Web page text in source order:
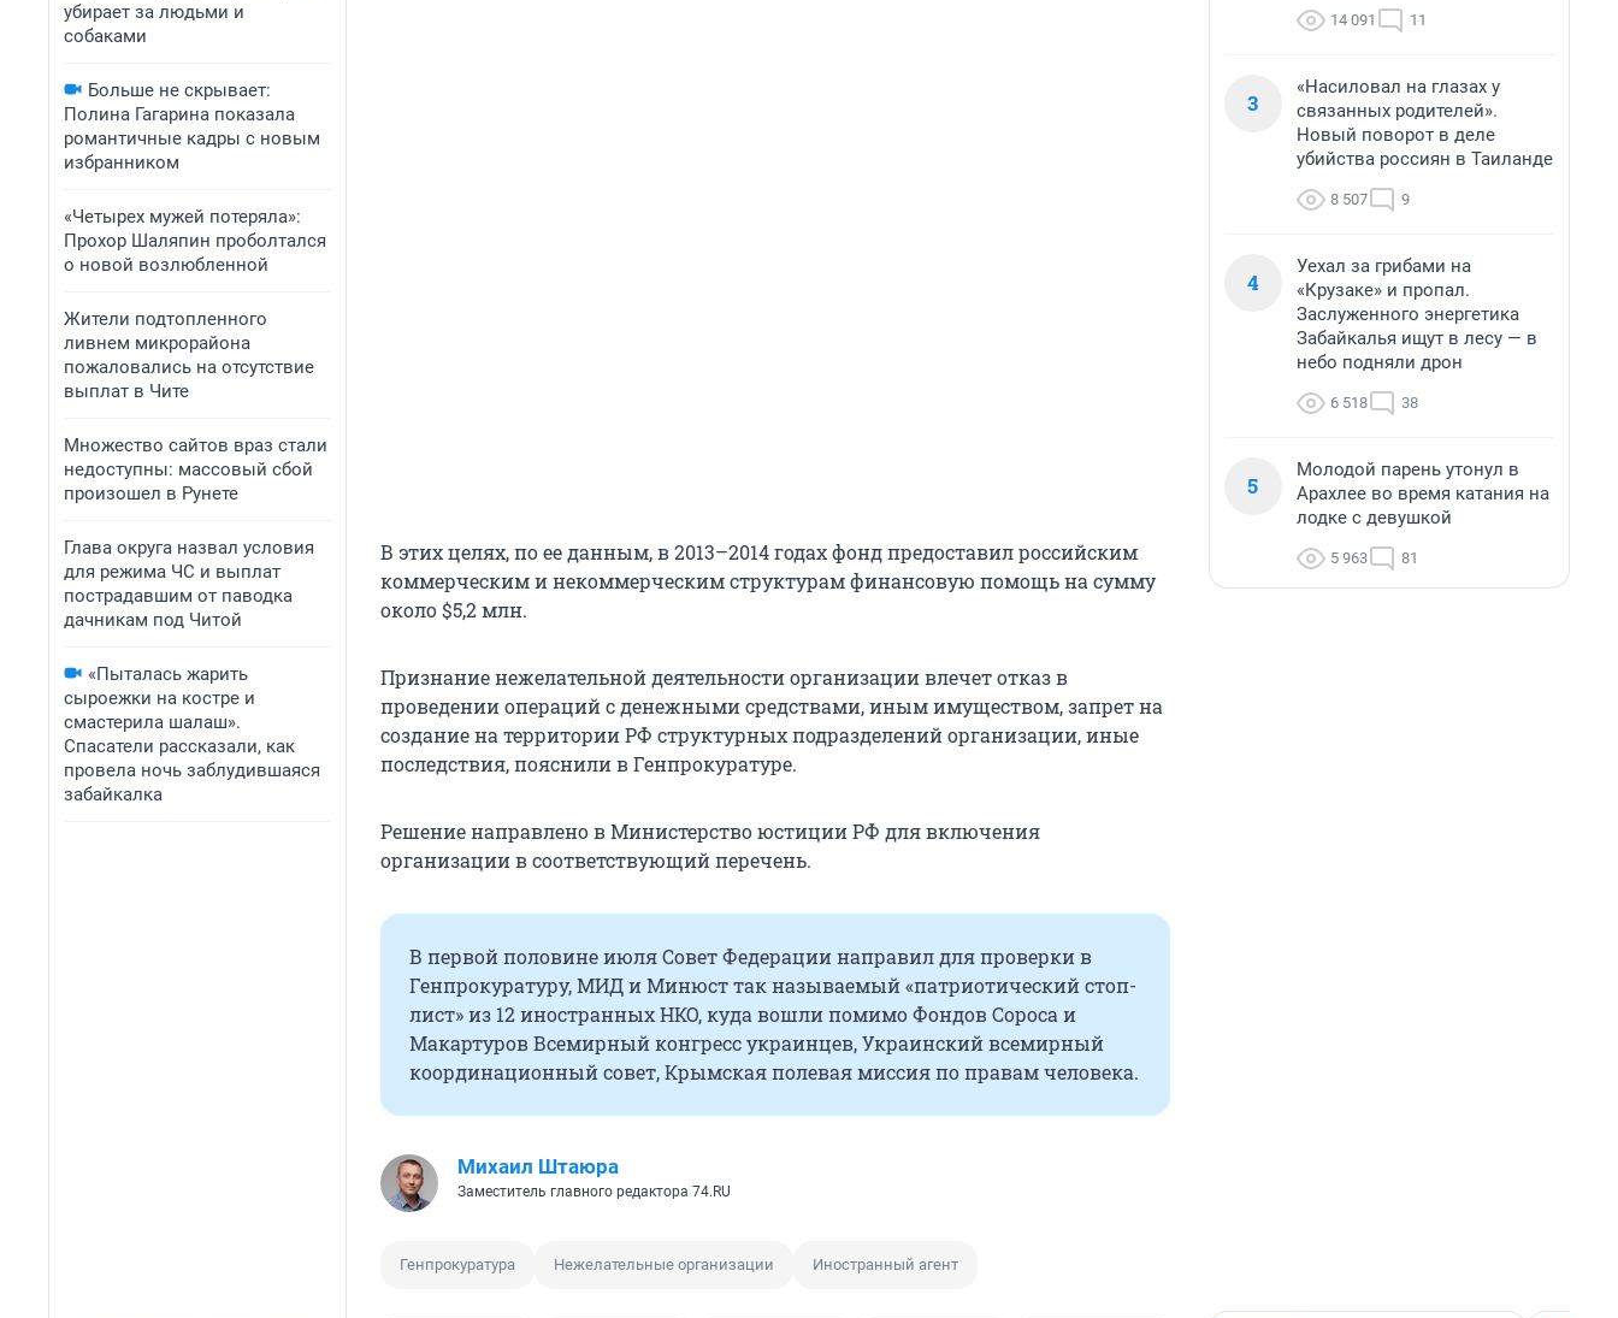
убирает за людьми и
собаками
Больше не скрывает:
Полина Гагарина показала
романтичные кадры с новым
избранником
«Четырех мужей потеряла»:
Прохор Шаляпин проболтался
о новой возлюбленной
Жители подтопленного
ливнем микрорайона
пожаловались на отсутствие
выплат в Чите
Множество сайтов враз стали
недоступны: массовый сбой
произошел в Рунете
Глава округа назвал условия
для режима ЧС и выплат
пострадавшим от паводка
дачникам под Читой
«Пыталась жарить
сыроежки на костре и
смастерила шалаш».
Спасатели рассказали, как
провела ночь заблудившаяся
забайкалка
В этих целях, по ее данным, в 2013–2014 годах фонд предоставил российским
коммерческим и некоммерческим структурам финансовую помощь на сумму
около $5,2 млн.
Признание нежелательной деятельности организации влечет отказ в
проведении операций с денежными средствами, иным имуществом, запрет на
создание на территории РФ структурных подразделений организации, иные
последствия, пояснили в Генпрокуратуре.
Решение направлено в Министерство юстиции РФ для включения
организации в соответствующий перечень.
В первой половине июля Совет Федерации направил для проверки в
Генпрокуратуру, МИД и Минюст так называемый «патриотический стоп-
лист» из 12 иностранных НКО, куда вошли помимо Фондов Сороса и
Макартуров Всемирный конгресс украинцев, Украинский всемирный
координационный совет, Крымская полевая миссия по правам человека.
Михаил Штаюра
Заместитель главного редактора 74.RU
Генпрокуратура Нежелательные организации Иностранный агент
14 091 11
3
«Насиловал на глазах у
связанных родителей».
Новый поворот в деле
убийства россиян в Таиланде
8 507 9
4
Уехал за грибами на
«Крузаке» и пропал.
Заслуженного энергетика
Забайкалья ищут в лесу — в
небо подняли дрон
6 518 38
5
Молодой парень утонул в
Арахлее во время катания на
лодке с девушкой
5 963 81